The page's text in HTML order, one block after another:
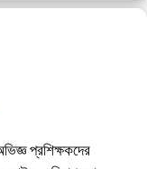
প্রশিক্ষকদের